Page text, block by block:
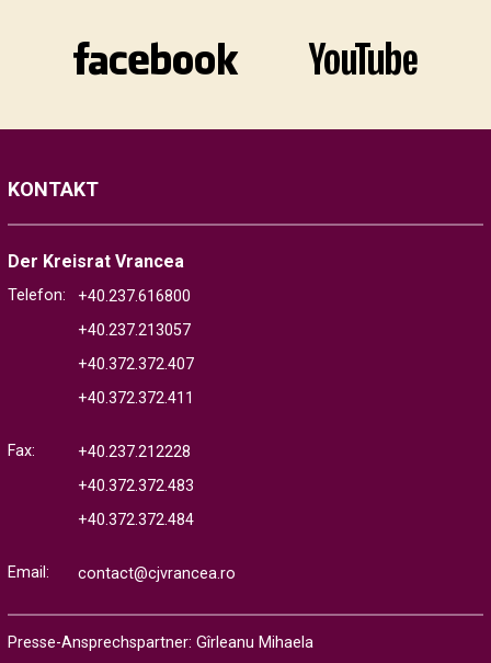
KONTAKT
Der Kreisrat Vrancea
Telefon:
+40.237.616800
+40.237.213057
+40.372.372.407
+40.372.372.411
Fax:
+40.237.212228
+40.372.372.483
+40.372.372.484
Email: contact@cjvrancea.ro
Presse-Ansprechspartner: Gîrleanu Mihaela